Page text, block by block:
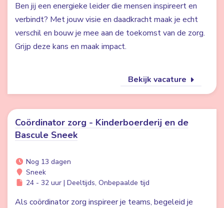
Ben jij een energieke leider die mensen inspireert en
verbindt? Met jouw visie en daadkracht maak je echt
verschil en bouw je mee aan de toekomst van de zorg.
Grijp deze kans en maak impact.
Bekijk vacature
Coördinator zorg - Kinderboerderij en de
Bascule Sneek
Nog 13 dagen
Sneek
24 - 32 uur | Deeltijds, Onbepaalde tijd
Als coördinator zorg inspireer je teams, begeleid je